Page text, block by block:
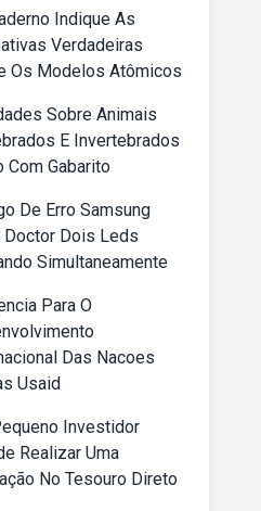
Indique As
Verdadeiras
Os Modelos Atômicos
Sobre Animais
E Invertebrados
Com Gabarito
De Erro Samsung
Doctor Dois Leds
Simultaneamente
Para O
Das Nacoes
Usaid
Investidor
Realizar Uma
No Tesouro Direto